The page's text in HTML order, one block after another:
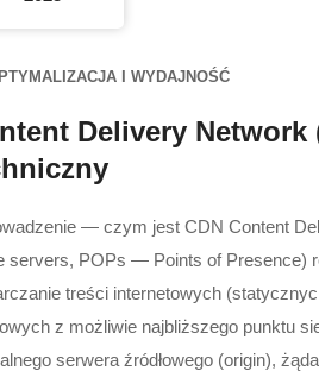
I WYDAJNOŚĆ
Delivery
— czym jest CDN Content
servers, POPs — Points of Presence)
treści internetowych
z możliwie najbliższego punktu
serwera źródłowego (origin),